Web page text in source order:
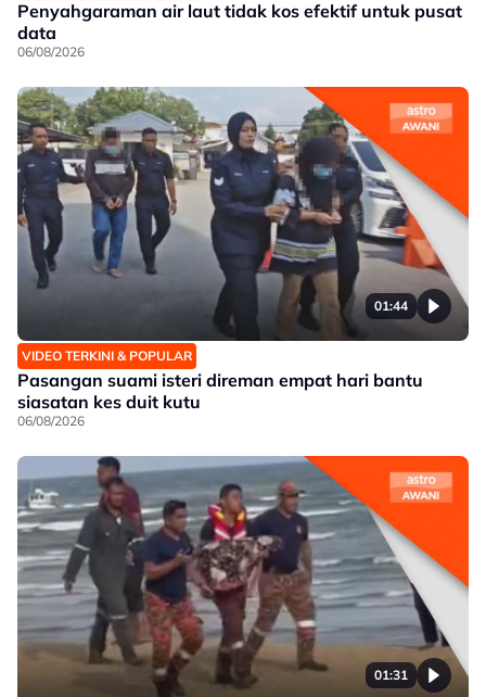
Penyahgaraman air laut tidak kos efektif untuk pusat
data
06/08/2026
01:44
VIDEO TERKINI & POPULAR
Pasangan suami isteri direman empat hari bantu
siasatan kes duit kutu
06/08/2026
01:31